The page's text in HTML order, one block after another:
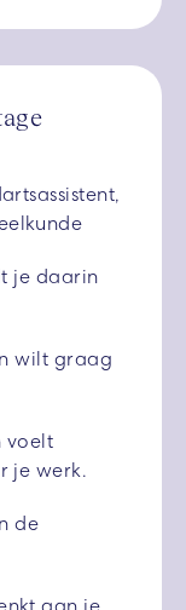
je daarin
wilt graag
voelt
je werk.
de